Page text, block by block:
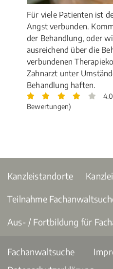
Für viele Patienten ist
Angst verbunden.
der Behandlung, oder
ausreichend über die
verbundenen
Zahnarzt unter
Behandlung haften.
Bewertungen)
Kanzleistandorte
Teilnahme
Aus- / Fortbildung für
Fachanwaltsuche